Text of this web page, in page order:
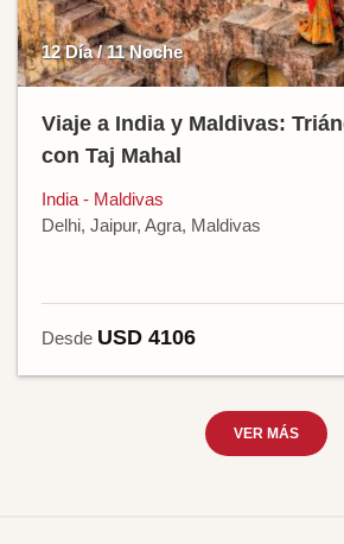
12 Día / 11 Noche
Viaje a India y Maldivas:
con Taj Mahal
India - Maldivas
Delhi, Jaipur, Agra, Maldivas
Desde USD 4106
VER MÁS